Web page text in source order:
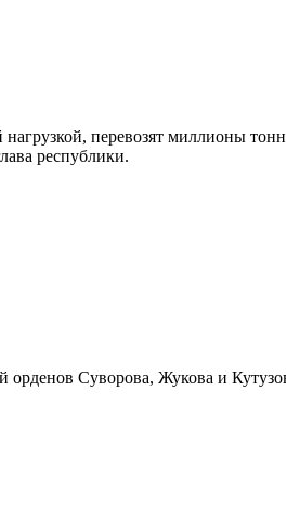
перевозят миллионы
республики.
орденов Суворова, Жукова и